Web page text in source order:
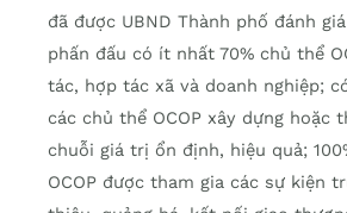
đã được UBND Thành phố đánh
phấn đấu có ít nhất 70% chủ thể
tác, hợp tác xã và doanh nghiệp;
các chủ thể OCOP xây dựng hoặc
chuỗi giá trị ổn định, hiệu quả;
OCOP được tham gia các sự kiện